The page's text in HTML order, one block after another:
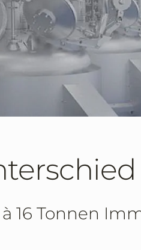
16 Tonnen